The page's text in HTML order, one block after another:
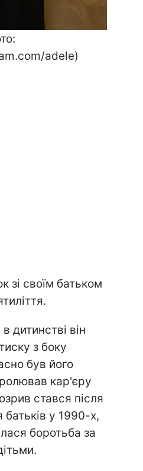
adele)
зі своїм батьком
дитинстві він
з боку
був його
кар'єру
стався після
батьків у 1990-х,
боротьба за